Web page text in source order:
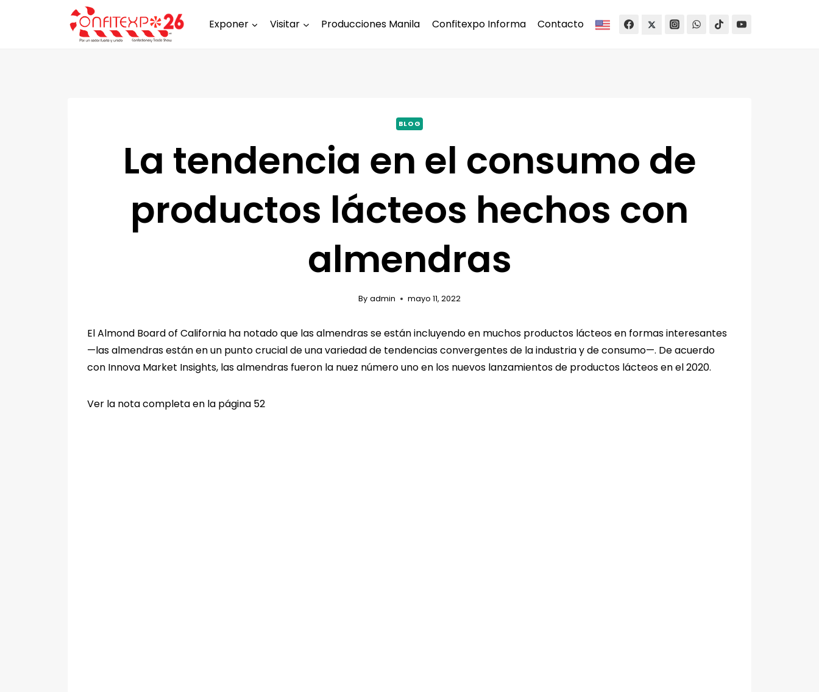
Exponer Visitar Producciones Manila Confitexpo Informa Contacto
BLOG
La tendencia en el consumo de
productos lácteos hechos con
almendras
By admin mayo 11, 2022
El Almond Board of California ha notado que las almendras se están incluyendo en muchos productos lácteos en formas interesantes
—las almendras están en un punto crucial de una variedad de tendencias convergentes de la industria y de consumo—. De acuerdo
con Innova Market Insights, las almendras fueron la nuez número uno en los nuevos lanzamientos de productos lácteos en el 2020.
Ver la nota completa en la página 52